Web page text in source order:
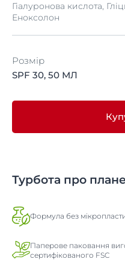
Гіалуронова кислота,
Еноксолон
Розмір
SPF 30, 50 МЛ
Турбота про
Формула без
Паперове паковання
сертифікованого FSC